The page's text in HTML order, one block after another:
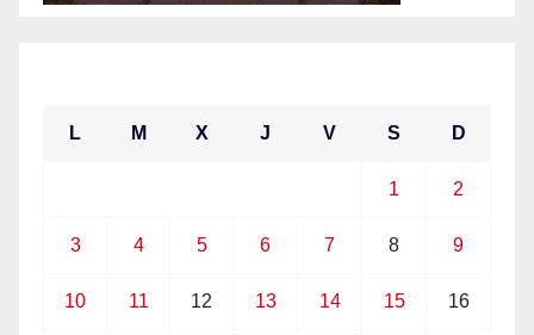
L M X J V S D
1 2
3 4 5 6 7 8 9
10 11 12 13 14 15 16